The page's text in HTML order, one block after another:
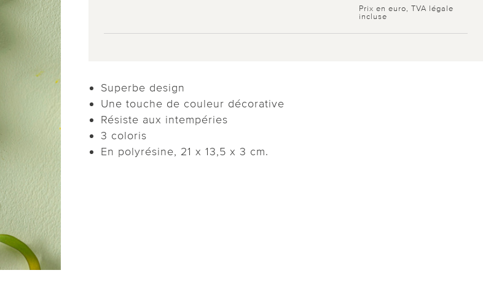
Prix en euro, TVA légale
incluse
Superbe design
Une touche de couleur décorative
Résiste aux intempéries
3 coloris
En polyrésine, 21 x 13,5 x 3 cm.